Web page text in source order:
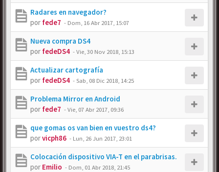
Radares en navegador?
por fede7 - Dom, 16 Abr 2017, 15:07
Nueva compra DS4
por fedeDS4 -Vie, 30 Nov 2018, 15:13
Actualizar cartografía
por fedeDS4 -Sab, 08 Dic 2018, 14:25
Problema Mirror en Android
por fede7 -Vie, 07 Abr 2017, 09:36
que gomas os van bien en vuestro ds4?
porvicph86 - Lun, 26 Jun 2017, 23:01
Colocación dispositivo VIA-T en el parabrisas.
por Emilio - Dom, 01 Abr 2018, 21:45